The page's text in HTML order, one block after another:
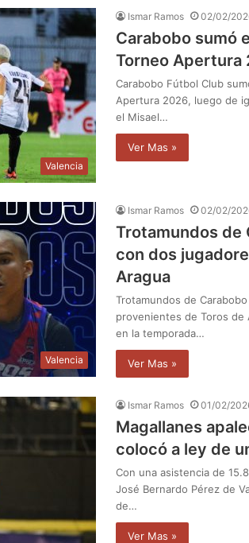
Valencia
Ismar Ramos 02/02/
Carabobo sumó
Torneo Apertura
Carabobo Fútbol Club
Apertura 2026, luego de
el Misael…
Ver Mas »
Valencia
Ismar Ramos 02/02/
Trotamundos de
con dos
Aragua
Trotamundos de
provenientes de Toros de
en la temporada…
Ver Mas »
Ismar Ramos 01/02/
Magallanes
colocó a ley de
Con una asistencia de
José Bernardo Pérez de
de…
Ver Mas »